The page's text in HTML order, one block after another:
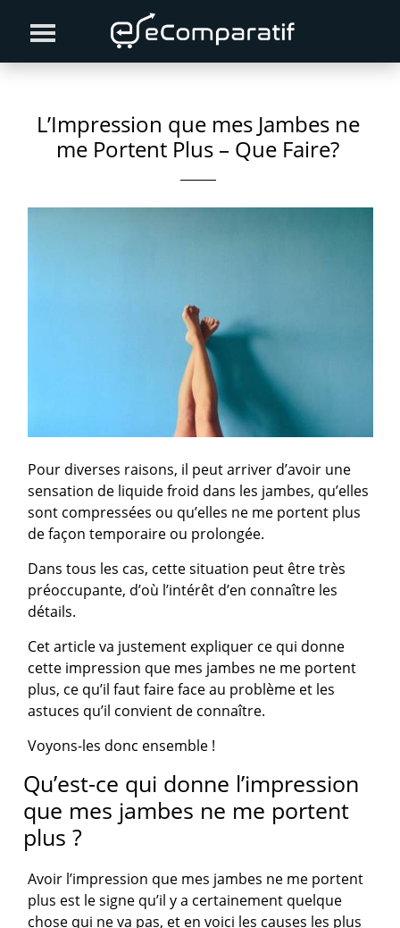
primary
content
primary
L’Impression que mes Jambes ne
me Portent Plus – Que Faire?
Pour diverses raisons, il peut arriver d’avoir une
sensation de liquide froid dans les jambes, qu’elles
sont compressées ou qu’elles ne me portent plus
de façon temporaire ou prolongée.
Dans tous les cas, cette situation peut être très
préoccupante, d’où l’intérêt d’en connaître les
détails.
Cet article va justement expliquer ce qui donne
cette impression que mes jambes ne me portent
plus, ce qu’il faut faire face au problème et les
astuces qu’il convient de connaître.
Voyons-les donc ensemble !
Qu’est-ce qui donne l’impression
que mes jambes ne me portent
plus ?
Avoir l’impression que mes jambes ne me portent
plus est le signe qu’il y a certainement quelque
chose qui ne va pas, et en voici les causes les plus